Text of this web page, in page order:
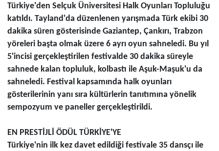
Türkiye'den Selçuk Üniversitesi Halk Oyunları Topluluğu
katıldı. Tayland'da düzenlenen yarışmada Türk ekibi 30
dakika süren gösterisinde Gaziantep, Çankırı, Trabzon
yöreleri başta olmak üzere 6 ayrı oyun sahneledi. Bu yıl
5'incisi gerçekleştirilen festivalde 30 dakika süreyle
sahnede kalan topluluk, kolbastı ile Aşuk-Maşuk'u da
sahneledi. Festival kapsamında halk oyunları
gösterilerinin yanı sıra kültürlerin tanıtımına yönelik
sempozyum ve paneller gerçekleştirildi.
EN PRESTİJLİ ÖDÜL TÜRKİYE'YE
Türkiye'nin ilk kez davet edildiği festivale 35 dansçı ile